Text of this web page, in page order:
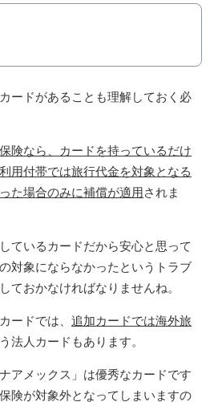
ードがあることも理解しておく必
険なら、カードを持っているだけ
利用付帯では旅行代金を対象となる
た場合のみに補償が適用されま
ているカードだから安心と思って
対象にならなかったというトラブ
ておかなければなりませんね。
ードでは、 追加カードでは海外旅
法人カードもあります。
アメックス」は優秀なカードです
険が対象外となってしまいますの